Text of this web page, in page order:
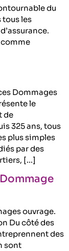
du
tous les
comme
Dommages
le
de
325 ans, tous
plus simples
par des
[…]
ouvrage.
Du côté des
des
sont